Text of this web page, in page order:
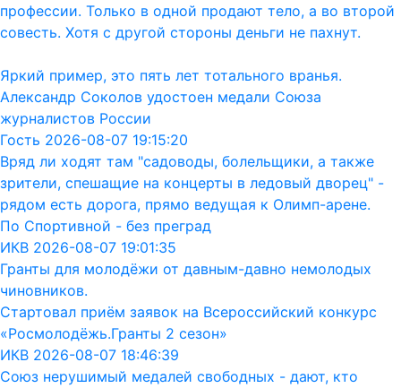
профессии. Только в одной продают тело, а во второй
совесть. Хотя с другой стороны деньги не пахнут.
Яркий пример, это пять лет тотального вранья.
Александр Соколов удостоен медали Союза
журналистов России
Гость 2026-08-07 19:15:20
Вряд ли ходят там "садоводы, болельщики, а также
зрители, спешащие на концерты в ледовый дворец" -
рядом есть дорога, прямо ведущая к Олимп-арене.
По Спортивной - без преград
ИКВ 2026-08-07 19:01:35
Гранты для молодёжи от давным-давно немолодых
чиновников.
Стартовал приём заявок на Всероссийский конкурс
«Росмолодёжь.Гранты 2 сезон»
ИКВ 2026-08-07 18:46:39
Союз нерушимый медалей свободных - дают, кто